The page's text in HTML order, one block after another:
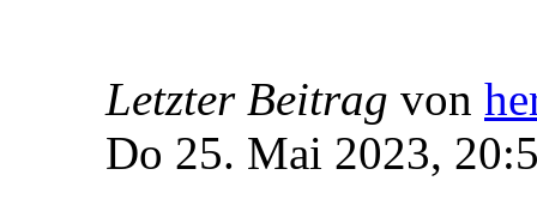
Letzter Beitrag von
Do 25. Mai 2023,